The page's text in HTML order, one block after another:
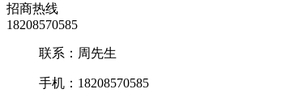
招商热线
18208570585
联系：周先生
手机：18208570585